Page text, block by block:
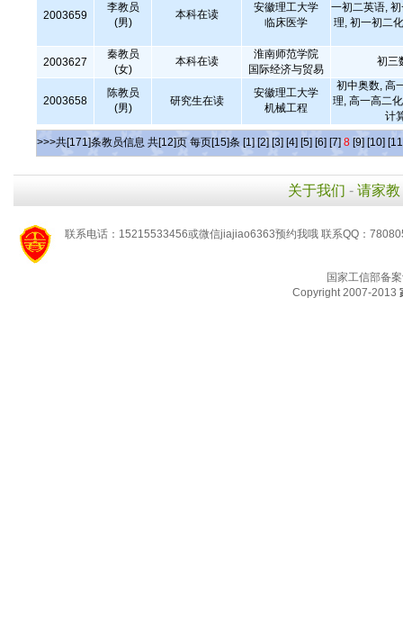
2003659
李教员
(男)
本科在读
安徽理工大学
临床医学
一初二英语,
理, 初一初二
2003627
秦教员
(女)
本科在读
淮南师范学院
国际经济与贸易
初三
2003658
陈教员
(男)
研究生在读
安徽理工大学
机械工程
初中奥数, 高
理, 高一高二
计
>>>共[171]条教员信息 共[12]页 每页[15]条 [1] [2] [3] [4] [5] [6] [7] 8 [9] [10]
关于我们 - 请家教
联系电话：15215533456或微信jiajiao6363预约我哦 联系QQ：
国家工信部备
Copyright 2007-2013